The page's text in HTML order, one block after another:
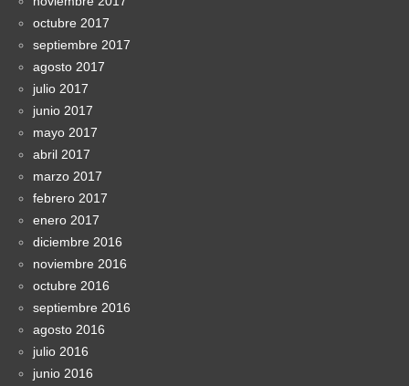
octubre 2017
septiembre 2017
agosto 2017
julio 2017
junio 2017
mayo 2017
abril 2017
marzo 2017
febrero 2017
enero 2017
diciembre 2016
noviembre 2016
octubre 2016
septiembre 2016
agosto 2016
julio 2016
junio 2016